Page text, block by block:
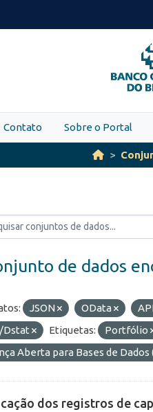
Contato Sobre o Portal
de dados
JSON OData
Dstat
Etiquetas: Portfólio
Aberta para Bases de
dos registros de